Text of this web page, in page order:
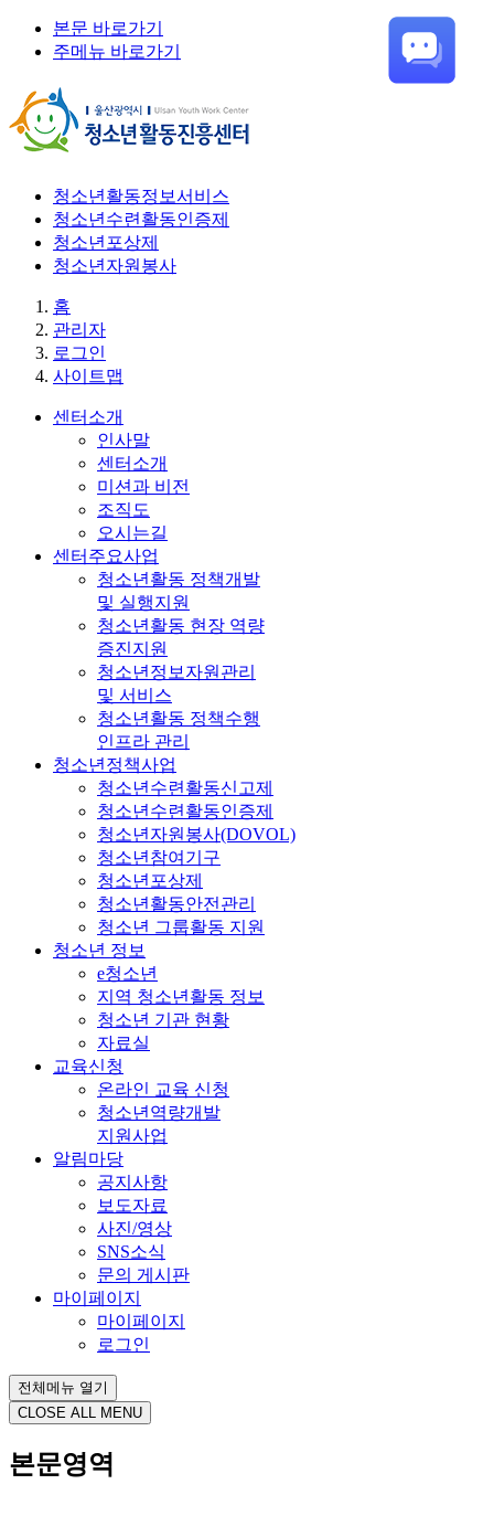
본문 바로가기
주메뉴 바로가기
청소년활동정보서비스
청소년수련활동인증제
청소년포상제
청소년자원봉사
홈
관리자
로그인
사이트맵
센터소개
인사말
센터소개
미션과 비전
조직도
오시는길
센터주요사업
청소년활동 정책개발
및 실행지원
청소년활동 현장 역량
증진지원
청소년정보자원관리
및 서비스
청소년활동 정책수행
인프라 관리
청소년정책사업
청소년수련활동신고제
청소년수련활동인증제
청소년자원봉사(DOVOL)
청소년참여기구
청소년포상제
청소년활동안전관리
청소년 그룹활동 지원
청소년 정보
e청소년
지역 청소년활동 정보
청소년 기관 현황
자료실
교육신청
온라인 교육 신청
청소년역량개발
지원사업
알림마당
공지사항
보도자료
사진/영상
SNS소식
문의 게시판
마이페이지
마이페이지
로그인
전체메뉴 열기
CLOSE ALL MENU
본문영역